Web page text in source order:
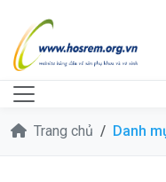
Trang chủ Danh